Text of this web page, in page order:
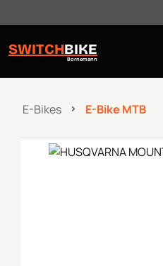
SWITCHBIKE
Bornemann
E-Bikes E-Bike MTB
Bildergalerie überspringen